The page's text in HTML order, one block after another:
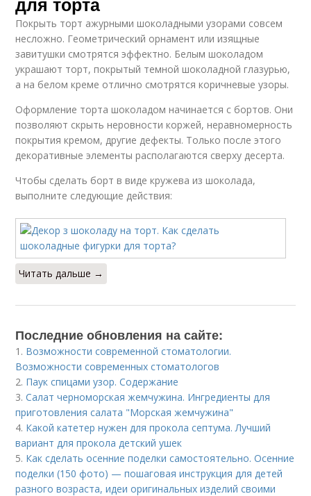
Покрыть торт ажурными шоколадными узорами совсем
несложно. Геометрический орнамент или изящные
завитушки смотрятся эффектно. Белым шоколадом
украшают торт, покрытый темной шоколадной глазурью,
а на белом креме отлично смотрятся коричневые узоры.
Оформление торта шоколадом начинается с бортов. Они
позволяют скрыть неровности коржей, неравномерность
покрытия кремом, другие дефекты. Только после этого
декоративные элементы располагаются сверху десерта.
Чтобы сделать борт в виде кружева из шоколада,
выполните следующие действия:
Читать дальше →
Последние обновления на сайте:
1. Возможности современной стоматологии.
Возможности современных стоматологов
2. Паук спицами узор. Содержание
3.Салат черноморская жемчужина. Ингредиенты для
приготовления салата "Морская жемчужина"
4. Какой катетер нужен для прокола септума. Лучший
вариант для прокола детский ушек
5. Как сделать осенние поделки самостоятельно. Осенние
поделки (150 фото) — пошаговая инструкция для детей
разного возраста, идеи оригинальных изделий своими